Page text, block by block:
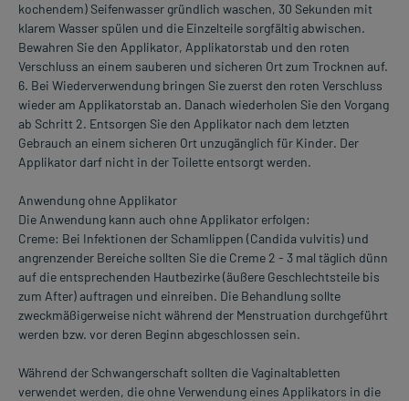
kochendem) Seifenwasser gründlich waschen, 30 Sekunden mit
klarem Wasser spülen und die Einzelteile sorgfältig abwischen.
Bewahren Sie den Applikator, Applikatorstab und den roten
Verschluss an einem sauberen und sicheren Ort zum Trocknen auf.
6. Bei Wiederverwendung bringen Sie zuerst den roten Verschluss
wieder am Applikatorstab an. Danach wiederholen Sie den Vorgang
ab Schritt 2. Entsorgen Sie den Applikator nach dem letzten
Gebrauch an einem sicheren Ort unzugänglich für Kinder. Der
Applikator darf nicht in der Toilette entsorgt werden.
Anwendung ohne Applikator
Die Anwendung kann auch ohne Applikator erfolgen:
Creme: Bei Infektionen der Schamlippen (Candida vulvitis) und
angrenzender Bereiche sollten Sie die Creme 2 - 3 mal täglich dünn
auf die entsprechenden Hautbezirke (äußere Geschlechtsteile bis
zum After) auftragen und einreiben. Die Behandlung sollte
zweckmäßigerweise nicht während der Menstruation durchgeführt
werden bzw. vor deren Beginn abgeschlossen sein.
Während der Schwangerschaft sollten die Vaginaltabletten
verwendet werden, die ohne Verwendung eines Applikators in die